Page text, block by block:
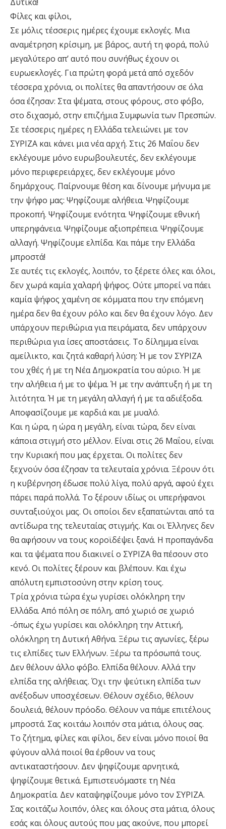
Φίλες και φίλοι,
Σε μόλις τέσσερις ημέρες έχουμε εκλογές. Μια
αναμέτρηση κρίσιμη, με βάρος, αυτή τη φορά, πολύ
μεγαλύτερο απ’ αυτό που συνήθως έχουν οι
ευρωεκλογές. Για πρώτη φορά μετά από σχεδόν
τέσσερα χρόνια, οι πολίτες θα απαντήσουν σε όλα
όσα έζησαν: Στα ψέματα, στους φόρους, στο φόβο,
στο διχασμό, στην επιζήμια Συμφωνία των Πρεσπών.
Σε τέσσερις ημέρες η Ελλάδα τελειώνει με τον
ΣΥΡΙΖΑ και κάνει μια νέα αρχή. Στις 26 Μαΐου δεν
εκλέγουμε μόνο ευρωβουλευτές, δεν εκλέγουμε
μόνο περιφερειάρχες, δεν εκλέγουμε μόνο
δημάρχους. Παίρνουμε θέση και δίνουμε μήνυμα με
την ψήφο μας: Ψηφίζουμε αλήθεια. Ψηφίζουμε
προκοπή. Ψηφίζουμε ενότητα. Ψηφίζουμε εθνική
υπερηφάνεια. Ψηφίζουμε αξιοπρέπεια. Ψηφίζουμε
αλλαγή. Ψηφίζουμε ελπίδα. Και πάμε την Ελλάδα
μπροστά!
Σε αυτές τις εκλογές, λοιπόν, το ξέρετε όλες και όλοι,
δεν χωρά καμία χαλαρή ψήφος. Ούτε μπορεί να πάει
καμία ψήφος χαμένη σε κόμματα που την επόμενη
ημέρα δεν θα έχουν ρόλο και δεν θα έχουν λόγο. Δεν
υπάρχουν περιθώρια για πειράματα, δεν υπάρχουν
περιθώρια για ίσες αποστάσεις. Το δίλημμα είναι
αμείλικτο, και ζητά καθαρή λύση: Ή με τον ΣΥΡΙΖΑ
του χθές ή με τη Νέα Δημοκρατία του αύριο. Ή με
την αλήθεια ή με το ψέμα. Ή με την ανάπτυξη ή με τη
λιτότητα. Ή με τη μεγάλη αλλαγή ή με τα αδιέξοδα.
Αποφασίζουμε με καρδιά και με μυαλό.
Και η ώρα, η ώρα η μεγάλη, είναι τώρα, δεν είναι
κάποια στιγμή στο μέλλον. Είναι στις 26 Μαΐου, είναι
την Κυριακή που μας έρχεται. Οι πολίτες δεν
ξεχνούν όσα έζησαν τα τελευταία χρόνια. Ξέρουν ότι
η κυβέρνηση έδωσε πολύ λίγα, πολύ αργά, αφού έχει
πάρει παρά πολλά. Το ξέρουν ιδίως οι υπερήφανοι
συνταξιούχοι μας. Οι οποίοι δεν εξαπατώνται από τα
αντίδωρα της τελευταίας στιγμής. Και οι Έλληνες δεν
θα αφήσουν να τους κοροϊδέψει ξανά. Η προπαγάνδα
και τα ψέματα που διακινεί ο ΣΥΡΙΖΑ θα πέσουν στο
κενό. Οι πολίτες ξέρουν και βλέπουν. Και έχω
απόλυτη εμπιστοσύνη στην κρίση τους.
Τρία χρόνια τώρα έχω γυρίσει ολόκληρη την
Ελλάδα. Από πόλη σε πόλη, από χωριό σε χωριό
-όπως έχω γυρίσει και ολόκληρη την Αττική,
ολόκληρη τη Δυτική Αθήνα. Ξέρω τις αγωνίες, ξέρω
τις ελπίδες των Ελλήνων. Ξέρω τα πρόσωπά τους.
Δεν θέλουν άλλο φόβο. Ελπίδα θέλουν. Αλλά την
ελπίδα της αλήθειας. Όχι την ψεύτικη ελπίδα των
ανέξοδων υποσχέσεων. Θέλουν σχέδιο, θέλουν
δουλειά, θέλουν πρόοδο. Θέλουν να πάμε επιτέλους
μπροστά. Σας κοιτάω λοιπόν στα μάτια, όλους σας.
Το ζήτημα, φίλες και φίλοι, δεν είναι μόνο ποιοί θα
φύγουν αλλά ποιοί θα έρθουν να τους
αντικαταστήσουν. Δεν ψηφίζουμε αρνητικά,
ψηφίζουμε θετικά. Εμπιστευόμαστε τη Νέα
Δημοκρατία. Δεν καταψηφίζουμε μόνο τον ΣΥΡΙΖΑ.
Σας κοιτάζω λοιπόν, όλες και όλους στα μάτια, όλους
εσάς και όλους αυτούς που μας ακούνε, που μπορεί